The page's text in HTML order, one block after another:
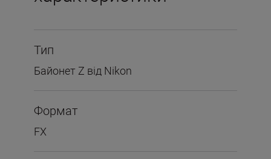
Тип
Байонет Z від Nikon
Формат
FX